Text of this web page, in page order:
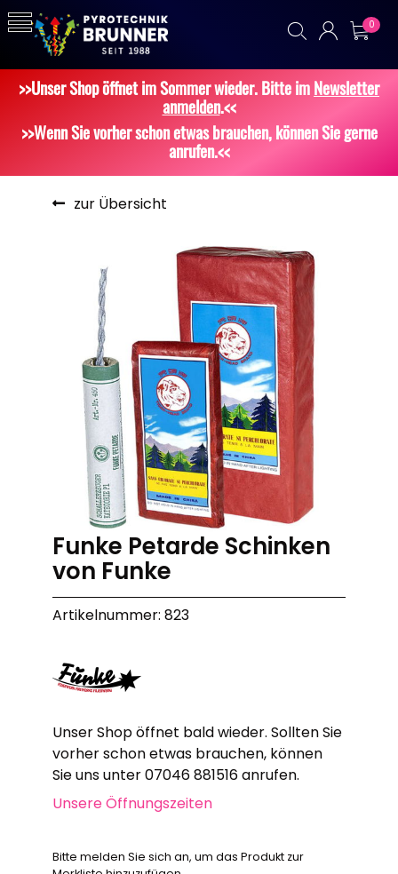
0
>>Unser Shop öffnet im Sommer wieder. Bitte imNewsletter
anmelden.<<
>>Wenn Sie vorher schon etwas brauchen, können Sie gerne
anrufen.<<
zur Übersicht
Funke Petarde Schinken
von Funke
Artikelnummer: 823
Unser Shop öffnet bald wieder. Sollten Sie
vorher schon etwas brauchen, können
Sie uns unter 07046 881516 anrufen.
Unsere Öffnungszeiten
Bitte melden Sie sich an, um das Produkt zur